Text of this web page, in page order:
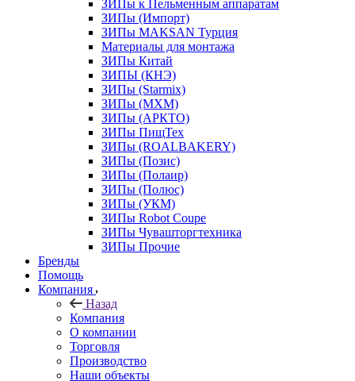
ЗИПы к Пельменным аппаратам
ЗИПы (Импорт)
ЗИПы MAKSAN Турция
Материалы для монтажа
ЗИПы Китай
ЗИПЫ (КНЭ)
ЗИПы (Starmix)
ЗИПы (МХМ)
ЗИПы (АРКТО)
ЗИПы ПищТех
ЗИПы (ROALBAKERY)
ЗИПы (Позис)
ЗИПы (Полаир)
ЗИПы (Полюс)
ЗИПы (УКМ)
ЗИПы Robot Coupe
ЗИПы Чувашторгтехника
ЗИПы Прочие
Бренды
Помощь
Компания
Назад
Компания
О компании
Торговля
Производство
Наши объекты